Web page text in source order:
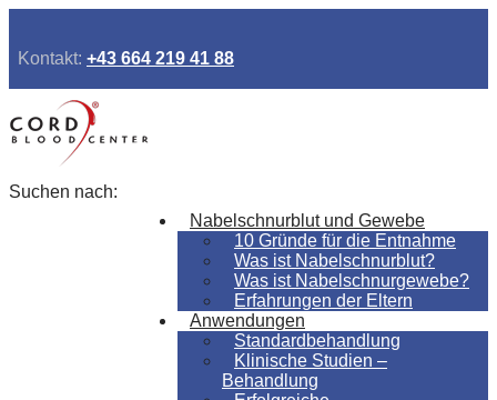
Kontakt: +43 664 219 41 88
Nabelschnurblut und Gewebe
10 Gründe für die Entnahme
Was ist Nabelschnurblut?
Was ist Nabelschnurgewebe?
Erfahrungen der Eltern
Anwendungen
Standardbehandlung
Klinische Studien –
Behandlung
Suchen nach: